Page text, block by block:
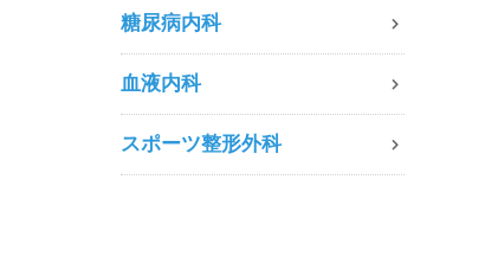
糖尿病内科
血液内科
スポーツ整形外科